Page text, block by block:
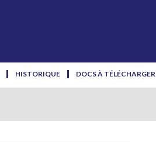
HISTORIQUE DOCS À TÉLÉCHARGER